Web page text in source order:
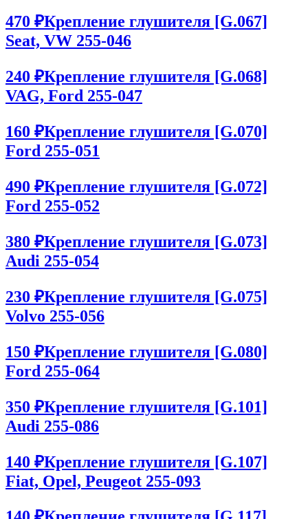
470 ₽Крепление глушителя [G.067]
Seat, VW 255-046
240 ₽Крепление глушителя [G.068]
VAG, Ford 255-047
160 ₽Крепление глушителя [G.070]
Ford 255-051
490 ₽Крепление глушителя [G.072]
Ford 255-052
380 ₽Крепление глушителя [G.073]
Audi 255-054
230 ₽Крепление глушителя [G.075]
Volvo 255-056
150 ₽Крепление глушителя [G.080]
Ford 255-064
350 ₽Крепление глушителя [G.101]
Audi 255-086
140 ₽Крепление глушителя [G.107]
Fiat, Opel, Peugeot 255-093